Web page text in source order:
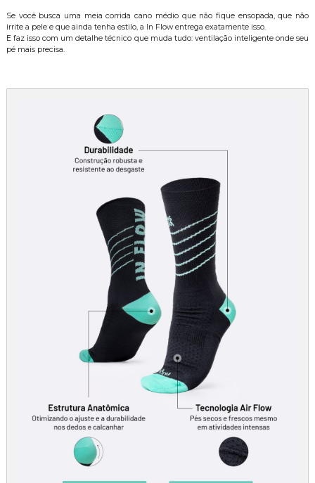
Se você busca uma meia corrida cano médio que não fique ensopada, que não
irrite a pele e que ainda tenha estilo, a In Flow entrega exatamente isso.
E faz isso com um detalhe técnico que muda tudo: ventilação inteligente onde seu
pé mais precisa.